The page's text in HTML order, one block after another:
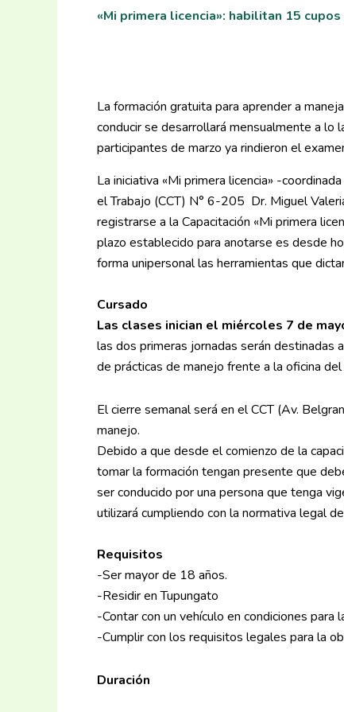
«Mi primera licencia»: habilitan 15
La formación gratuita para aprender a
conducir se desarrollará mensualmente a lo
participantes de marzo ya rindieron el
La iniciativa «Mi primera licencia» -
el Trabajo (CCT) N° 6-205 Dr. Miguel
registrarse a la Capacitación «Mi primera
plazo establecido para anotarse es desde
forma unipersonal las herramientas que
Cursado
Las clases inician el miércoles 7 de
las dos primeras jornadas serán destinadas
de prácticas de manejo frente a la oficina
El cierre semanal será en el CCT (Av.
manejo.
Debido a que desde el comienzo de la
tomar la formación tengan presente que
ser conducido por una persona que tenga
utilizará cumpliendo con la normativa legal
Requisitos
-Ser mayor de 18 años.
-Residir en Tupungato
-Contar con un vehículo en condiciones para
-Cumplir con los requisitos legales para la
Duración